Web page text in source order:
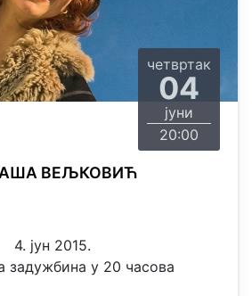
четвртак
04
јуни
20:00
ВЕЉКОВИЋ
4. јун 2015.
задужбина у 20 часова